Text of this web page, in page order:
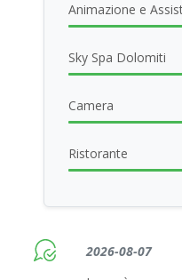
2026-08-07
Animazione e
Sky Spa Dolomiti
Camera
Ristorante